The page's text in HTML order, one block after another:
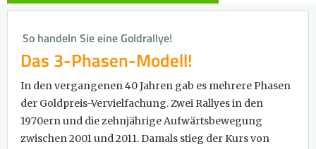
So handeln Sie eine Goldrallye!
Das 3-Phasen-Modell!
In den vergangenen 40 Jahren gab es mehrere Phasen
der Goldpreis-Vervielfachung. Zwei Rallyes in den
1970ern und die zehnjährige Aufwärtsbewegung
zwischen 2001 und 2011. Damals stieg der Kurs von